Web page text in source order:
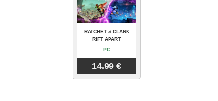
RATCHET & CLANK
RIFT APART
PC
14.99 €